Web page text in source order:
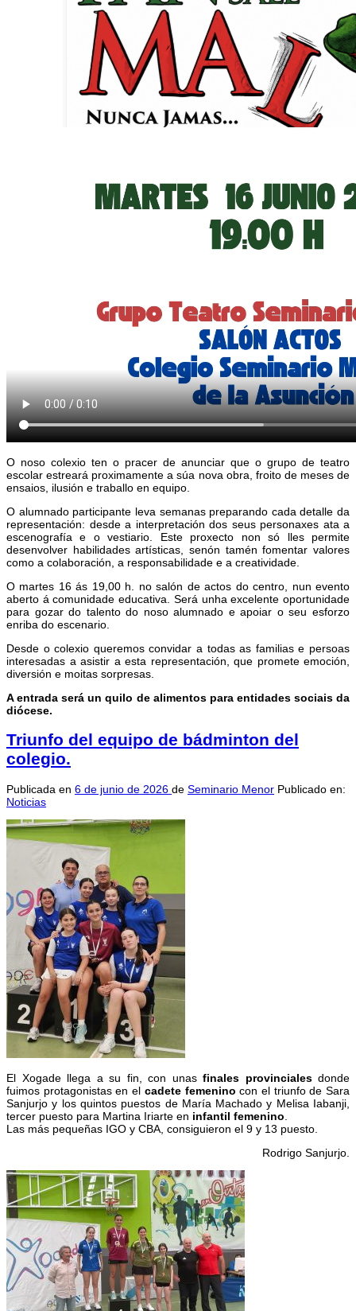
O noso colexio ten o pracer de anunciar que o grupo de teatro
escolar estreará proximamente a súa nova obra, froito de meses de
ensaios, ilusión e traballo en equipo.
O alumnado participante leva semanas preparando cada detalle da
representación: desde a interpretación dos seus personaxes ata a
escenografía e o vestiario. Este proxecto non só lles permite
desenvolver habilidades artísticas, senón tamén fomentar valores
como a colaboración, a responsabilidade e a creatividade.
O martes 16 ás 19,00 h. no salón de actos do centro, nun evento
aberto á comunidade educativa. Será unha excelente oportunidade
para gozar do talento do noso alumnado e apoiar o seu esforzo
enriba do escenario.
Desde o colexio queremos convidar a todas as familias e persoas
interesadas a asistir a esta representación, que promete emoción,
diversión e moitas sorpresas.
A entrada será un quilo de alimentos para entidades sociais da
diócese.
Triunfo del equipo de bádminton del
colegio.
Publicada en 6 de junio de 2026 de Seminario Menor Publicado en:
Noticias
El Xogade llega a su fin, con unas finales provincialesdonde
fuimos protagonistas en el cadete femenino con el triunfo de Sara
Sanjurjo y los quintos puestos de María Machado y Melisa Iabanji,
tercer puesto para Martina Iriarte en infantil femenino
Las más pequeñas IGO y CBA, consiguieron el 9 y 13 puesto.
Rodrigo Sanjurjo.